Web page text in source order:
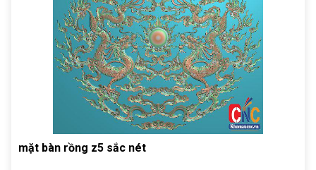
mặt bàn rồng z5 sắc nét